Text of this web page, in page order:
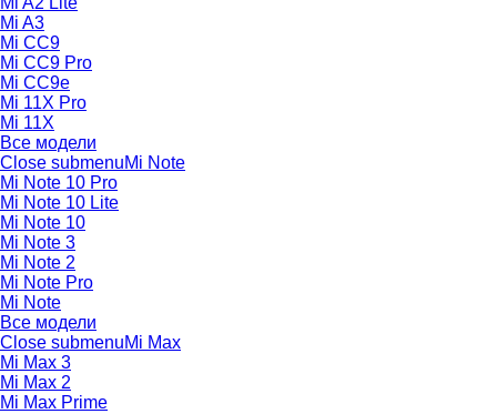
Mi A3
Mi CC9
Mi CC9 Pro
Mi CC9e
Mi 11X Pro
Mi 11X
Все модели
Close submenuMi Note
Mi Note 10 Pro
Mi Note 10 Lite
Mi Note 10
Mi Note 3
Mi Note 2
Mi Note Pro
Mi Note
Все модели
Close submenuMi Max
Mi Max 3
Mi Max 2
Mi Max Prime